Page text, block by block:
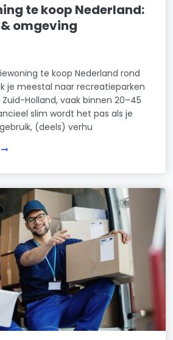
te koop Nederland:
omgeving
te koop Nederland rond
je meestal naar recreatieparken
Holland, vaak binnen 20–45
slim wordt het pas als je
(deels) verhu